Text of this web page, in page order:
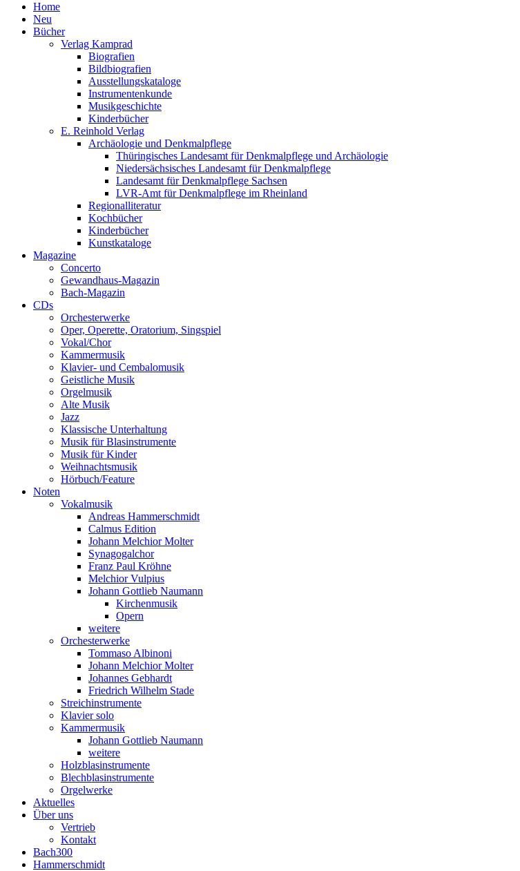
Home
Neu
Bücher
Verlag Kamprad
Biografien
Bildbiografien
Ausstellungskataloge
Instrumentenkunde
Musikgeschichte
Kinderbücher
E. Reinhold Verlag
Archäologie und Denkmalpflege
Thüringisches Landesamt für Denkmalpflege und Archäologie
Niedersächsisches Landesamt für Denkmalpflege
Landesamt für Denkmalpflege Sachsen
LVR-Amt für Denkmalpflege im Rheinland
Regionalliteratur
Kochbücher
Kinderbücher
Kunstkataloge
Magazine
Concerto
Gewandhaus-Magazin
Bach-Magazin
CDs
Orchesterwerke
Oper, Operette, Oratorium, Singspiel
Vokal/Chor
Kammermusik
Klavier- und Cembalomusik
Geistliche Musik
Orgelmusik
Alte Musik
Jazz
Klassische Unterhaltung
Musik für Blasinstrumente
Musik für Kinder
Weihnachtsmusik
Hörbuch/Feature
Noten
Vokalmusik
Andreas Hammerschmidt
Calmus Edition
Johann Melchior Molter
Synagogalchor
Franz Paul Kröhne
Melchior Vulpius
Johann Gottlieb Naumann
Kirchenmusik
Opern
weitere
Orchesterwerke
Tommaso Albinoni
Johann Melchior Molter
Johannes Gebhardt
Friedrich Wilhelm Stade
Streichinstrumente
Klavier solo
Kammermusik
Johann Gottlieb Naumann
weitere
Holzblasinstrumente
Blechblasinstrumente
Orgelwerke
Aktuelles
Über uns
Vertrieb
Kontakt
Bach300
Hammerschmidt